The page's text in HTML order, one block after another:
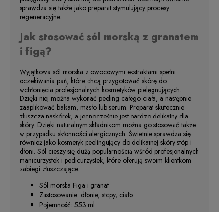
sprawdza się także jako preparat stymulujący procesy
regeneracyjne.
Jak stosować sól morską z granatem
i figą?
Wyjątkowa sól morska z owocowymi ekstraktami spełni
oczekiwania pań, które chcą przygotować skórę do
wchłonięcia profesjonalnych kosmetyków pielęgnujących.
Dzięki niej można wykonać peeling całego ciała, a następnie
zaaplikować balsam, masło lub serum. Preparat skutecznie
złuszcza naskórek, a jednocześnie jest bardzo delikatny dla
skóry. Dzięki naturalnym składnikom można go stosować także
w przypadku skłonności alergicznych. Świetnie sprawdza się
również jako kosmetyk peelingujący do delikatnej skóry stóp i
dłoni. Sól cieszy się dużą popularnością wśród profesjonalnych
manicurzystek i pedicurzystek, które oferują swoim klientkom
zabiegi złuszczające.
Sól morska Figa i granat
Zastosowanie: dłonie, stopy, ciało
Pojemność: 553 ml